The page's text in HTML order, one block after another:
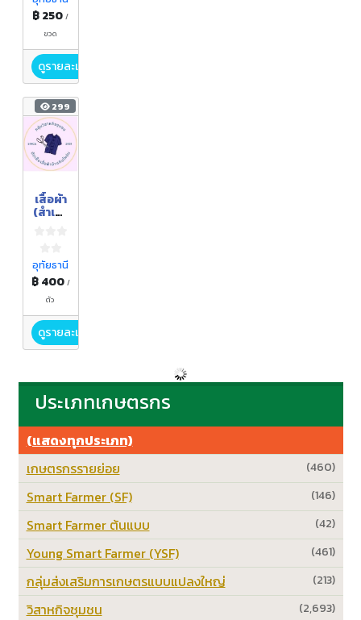
฿ 250/
ขวด
ดูรายละเอียด
299
เสื้อผ้า
(สำเร็จ
แบบ)
อุทัยธานี
฿ 400 /
ตัว
ดูรายละเอียด
ประเภทเกษตรกร
(แสดงทุกประเภท)
(460)
เกษตรกรรายย่อย
(146)
Smart Farmer (SF)
(42)
Smart Farmer ต้นแบบ
(461)
Young Smart Farmer (YSF)
(213)
กลุ่มส่งเสริมการเกษตรแบบแปลงใหญ่
(2,693)
วิสาหกิจชุมชน